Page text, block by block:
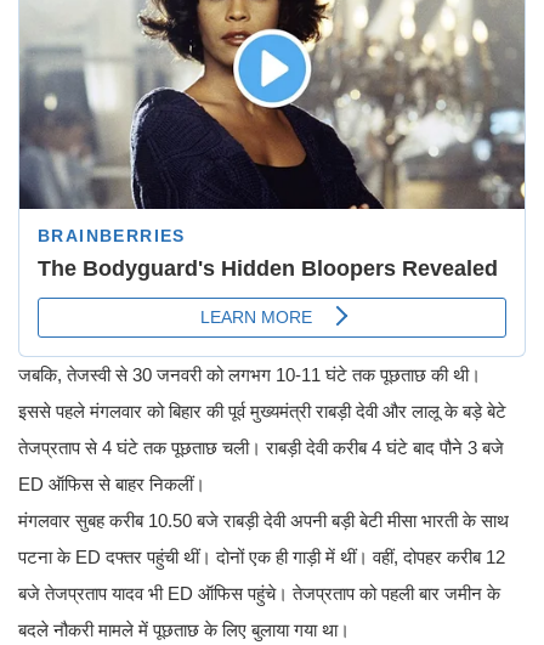
जबकि, तेजस्वी से 30 जनवरी को लगभग 10-11 घंटे तक पूछताछ की थी।
इससे पहले मंगलवार को बिहार की पूर्व मुख्यमंत्री राबड़ी देवी और लालू के बड़े बेटे
तेजप्रताप से 4 घंटे तक पूछताछ चली। राबड़ी देवी करीब 4 घंटे बाद पौने 3 बजे
ED ऑफिस से बाहर निकलीं।
मंगलवार सुबह करीब 10.50 बजे राबड़ी देवी अपनी बड़ी बेटी मीसा भारती के साथ
पटना के ED दफ्तर पहुंची थीं। दोनों एक ही गाड़ी में थीं। वहीं, दोपहर करीब 12
बजे तेजप्रताप यादव भी ED ऑफिस पहुंचे। तेजप्रताप को पहली बार जमीन के
बदले नौकरी मामले में पूछताछ के लिए बुलाया गया था।